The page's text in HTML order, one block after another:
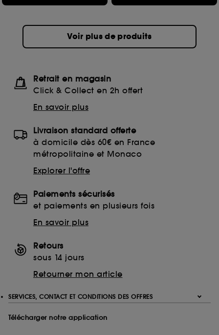
Voir plus de produits
Retrait en magasin
Click & Collect en 2h offert
En savoir plus
Livraison standard offerte
à domicile dès 60€ en France
métropolitaine et Monaco
Explorer l'offre
Paiements sécurisés
et paiements en plusieurs fois
En savoir plus
Retours
sous 14 jours
Retourner mon article
SERVICES, CONTACT ET CONDITIONS DES OFFRES
Télécharger notre application